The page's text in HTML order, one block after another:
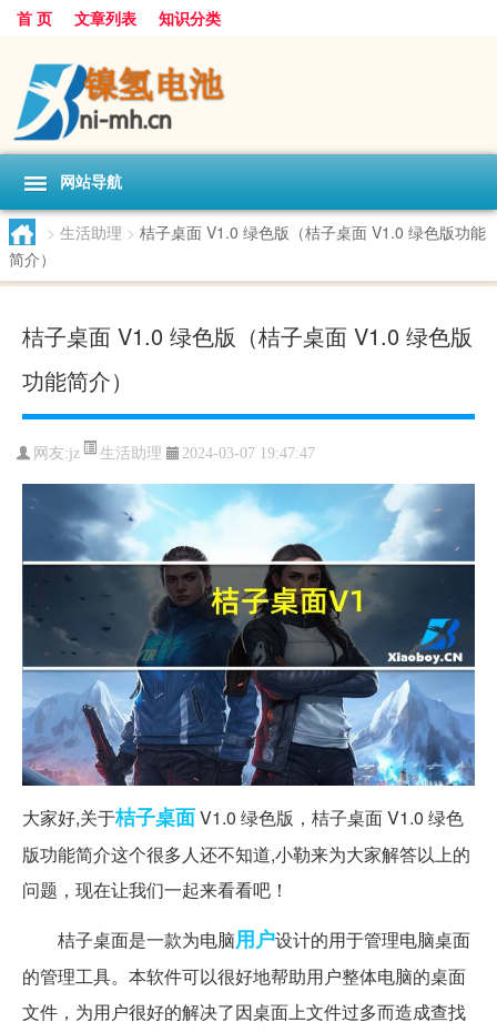
首 页 文章列表 知识分类
网站导航
> 生活助理 > 桔子桌面 V1.0 绿色版（桔子桌面 V1.0 绿色版功能
简介）
桔子桌面 V1.0 绿色版（桔子桌面 V1.0 绿色版
功能简介）
网友:jz 生活助理 2024-03-07 19:47:47
大家好,关于桔子桌面V1.0 绿色版，桔子桌面 V1.0 绿色
版功能简介这个很多人还不知道,小勒来为大家解答以上的
问题，现在让我们一起来看看吧！
桔子桌面是一款为电脑用户设计的用于管理电脑桌面
的管理工具。本软件可以很好地帮助用户整体电脑的桌面
文件，为用户很好的解决了因桌面上文件过多而造成查找